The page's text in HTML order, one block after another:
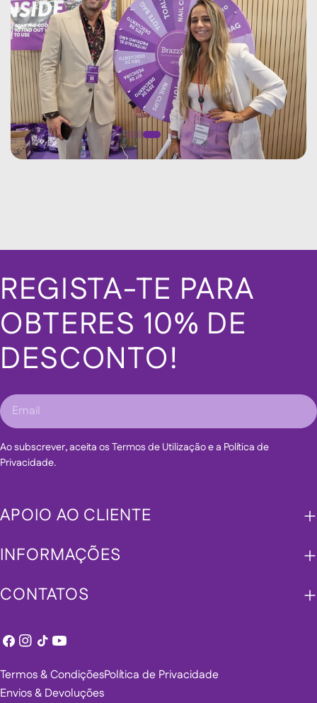
REGISTA-TE PARA
OBTERES 10% DE
DESCONTO!
Email
Ao subscrever, aceita os Termos de Utilização e a Política de
Privacidade.
APOIO AO CLIENTE
INFORMAÇÕES
CONTATOS
Facebook
Instagram
TikTokYouTube
Termos & CondiçõesPolítica de Privacidade
Envios & Devoluções